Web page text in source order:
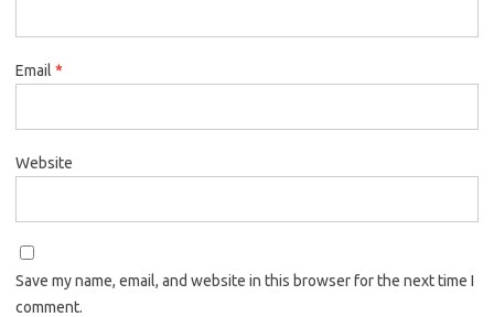
Email *
Website
Save my name, email, and website in this browser for the next time I
comment.